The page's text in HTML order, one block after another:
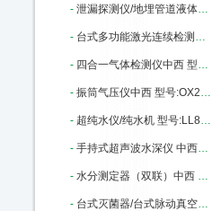
- 泄漏探测仪/地埋管道液体和气体泄漏检测仪中西 型号:XLT-17库号：M284106
- 台式多功能激光连续检测粉尘仪中西 型号:PC03-80M/PC-3A库号：M391381
- 四合一气体检测仪中西 型号:MC2-XWHM-Y-CN 库号：M10847
- 振筒气压仪中西 型号:OX22-XDY01库号：M12448
- 超纯水仪/纯水机 型号:LL88-DBW-UP-120库号：M22760
- 手持式超声波水深仪 中西优势 50米 型号:CQ01-D130库号：M43497
- 水分测定器（双联）中西 型号:SY2-DSY-013A 库号：M161799
- 台式灭菌器/台式脉动真空蒸汽灭菌 中西 型号:QY02-TMQ-240B/A库号：M175973